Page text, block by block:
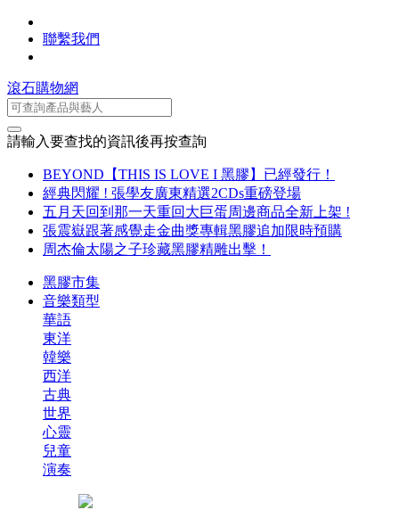
聯繫我們
滾石購物網
請輸入要查找的資訊後再按查詢
BEYOND【THIS IS LOVE I 黑膠】已經發行！
經典閃耀 ! 張學友廣東精選2CDs重磅登場
五月天回到那一天重回大巨蛋周邊商品全新上架 !
張震嶽跟著感覺走金曲獎專輯黑膠追加限時預購
周杰倫太陽之子珍藏黑膠精雕出擊！
黑膠市集
音樂類型
華語
東洋
韓樂
西洋
古典
世界
心靈
兒童
演奏